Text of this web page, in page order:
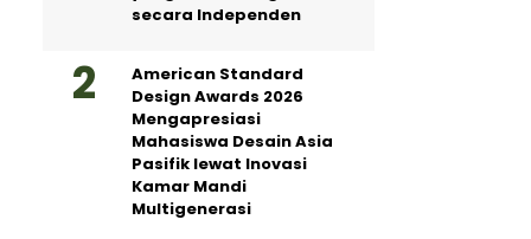
secara Independen
American Standard
Design Awards 2026
Mengapresiasi
Mahasiswa Desain Asia
Pasifik lewat Inovasi
Kamar Mandi
Multigenerasi